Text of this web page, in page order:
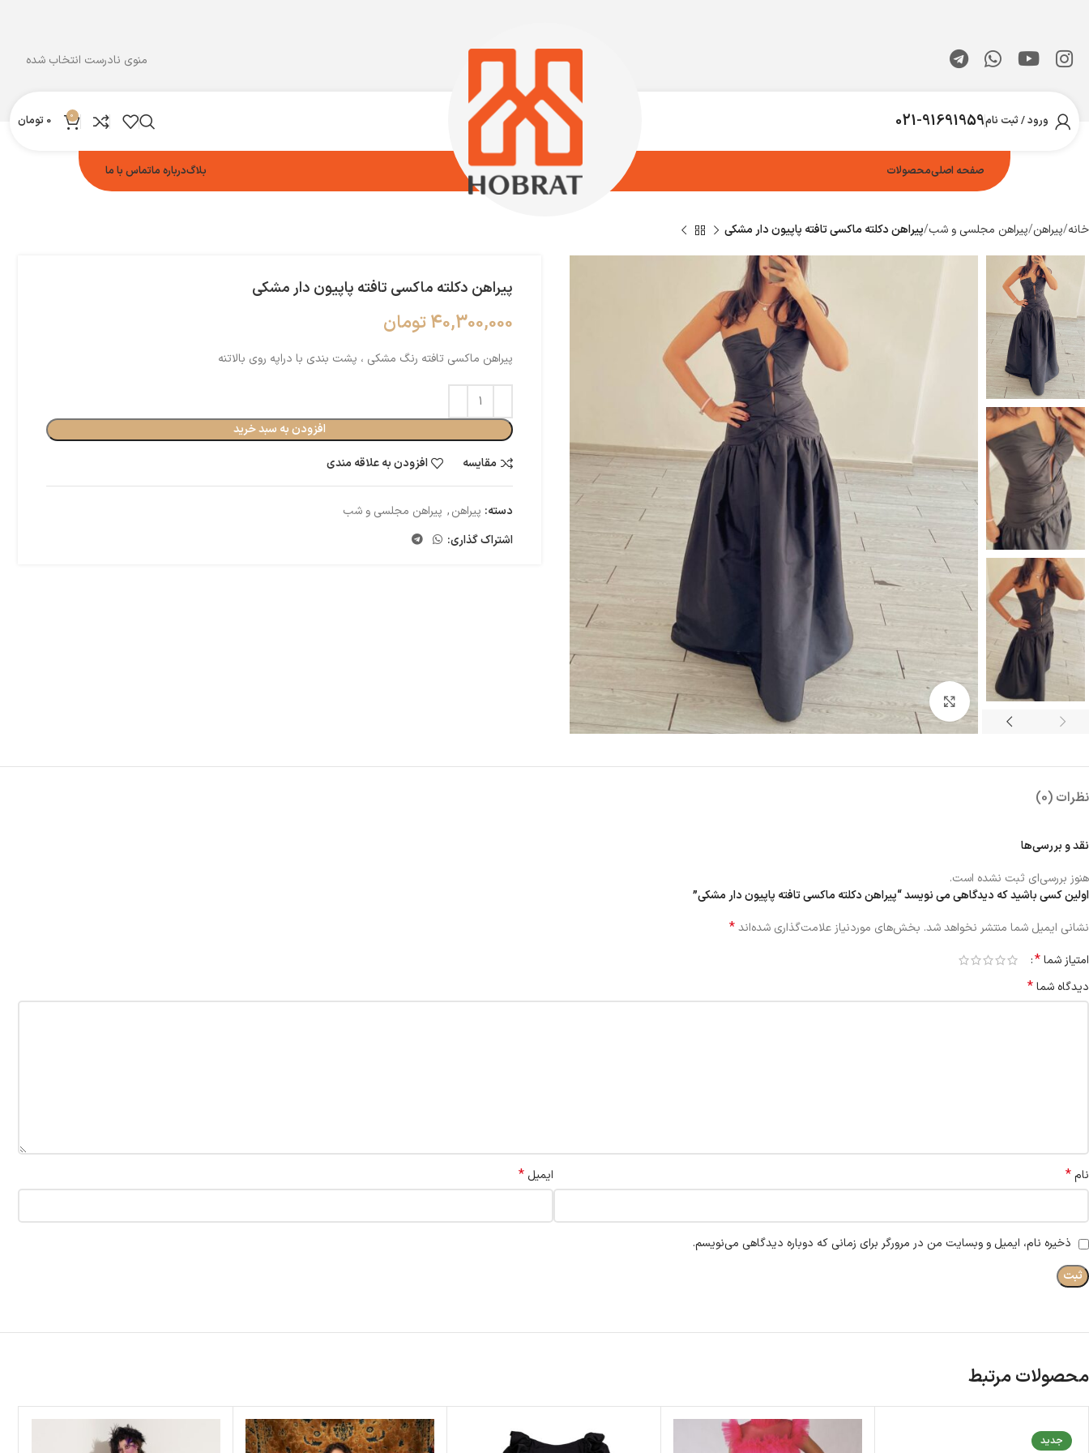
منوی نادرست انتخاب شده
ورود / ثبت نام021-91691959
0
0 تومان
صفحه اصلیمحصولات بلاگدرباره ماتماس با ما
خانه پیراهن پیراهن مجلسی و شب پیراهن دکلته ماکسی تافته پاپیون دار مشکی‌
بزرگنمایی تصویر
پیراهن دکلته ماکسی تافته پاپیون دار مشکی‌
40,300,000تومان
پیراهن ماکسی تافته رنگ مشکی ، پشت بندی با دراپه روی بالاتنه
افزودن به سبد خرید
مقایسه
افزودن به علاقه مندی
دسته: پیراهن, پیراهن مجلسی و شب
اشتراک گذاری:
نظرات (0)
نقد و بررسی‌ها
هنوز بررسی‌ای ثبت نشده است.
اولین کسی باشید که دیدگاهی می نویسد “پیراهن دکلته ماکسی تافته پاپیون دار مشکی‌”
نشانی ایمیل شما منتشر نخواهد شد. بخش‌های موردنیاز علامت‌گذاری شده‌اند*
امتیاز شما*
دیدگاه شما*
نام* ایمیل *
ذخیره نام، ایمیل و وبسایت من در مرورگر برای زمانی که دوباره دیدگاهی می‌نویسم.
محصولات مرتبط
جدید